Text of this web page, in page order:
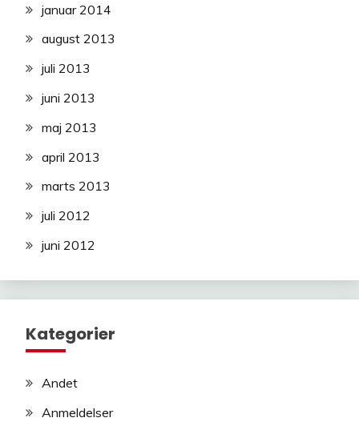
januar 2014
august 2013
juli 2013
juni 2013
maj 2013
april 2013
marts 2013
juli 2012
juni 2012
Kategorier
Andet
Anmeldelser